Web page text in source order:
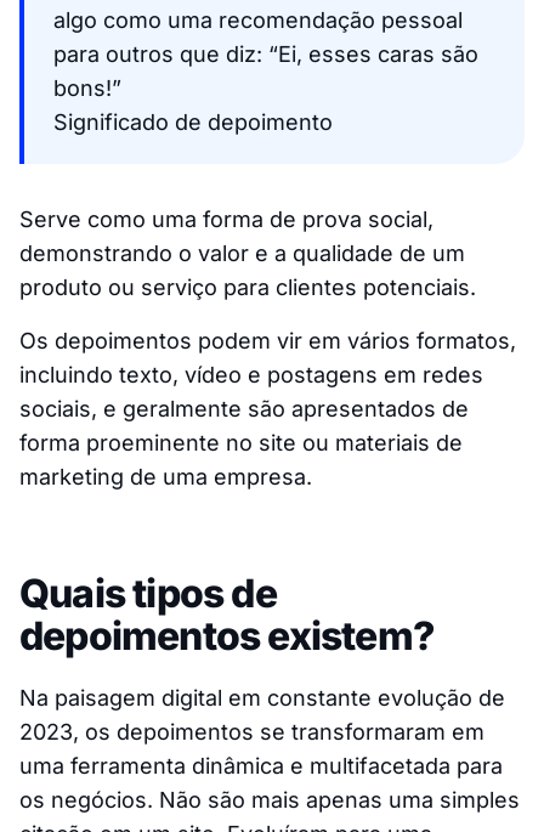
algo como uma recomendação pessoal
para outros que diz: “Ei, esses caras são
bons!”
Significado de depoimento
Serve como uma forma de prova social,
demonstrando o valor e a qualidade de um
produto ou serviço para clientes potenciais.
Os depoimentos podem vir em vários formatos,
incluindo texto, vídeo e postagens em redes
sociais, e geralmente são apresentados de
forma proeminente no site ou materiais de
marketing de uma empresa.
Quais tipos de
depoimentos existem?
Na paisagem digital em constante evolução de
2023, os depoimentos se transformaram em
uma ferramenta dinâmica e multifacetada para
os negócios. Não são mais apenas uma simples